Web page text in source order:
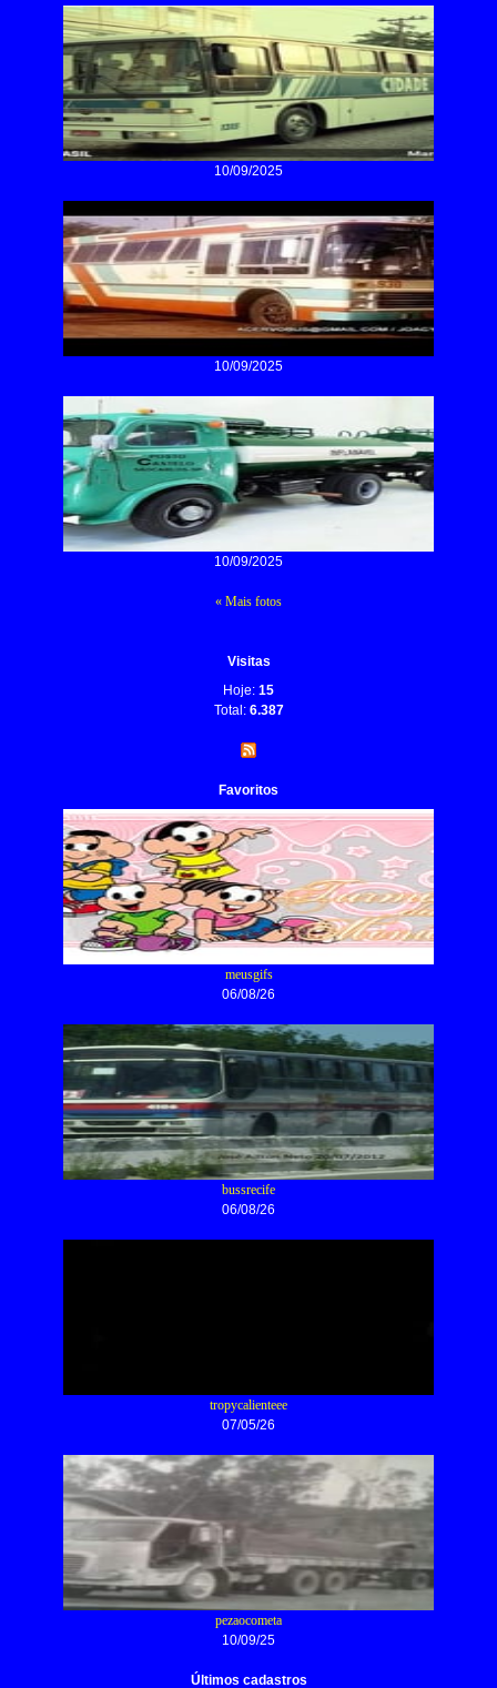
10/09/2025
10/09/2025
10/09/2025
« Mais fotos
Visitas
Hoje: 15
Total: 6.387
Favoritos
meusgifs
06/08/26
bussrecife
06/08/26
tropycalienteee
07/05/26
pezaocometa
10/09/25
Últimos cadastros